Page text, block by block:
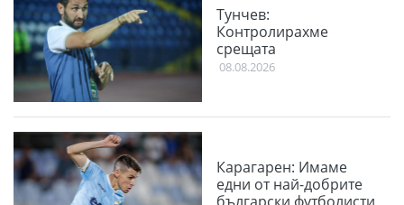
Тунчев:
Контролирахме
срещата
08.08.2026
Карагарен: Имаме
едни от най-добрите